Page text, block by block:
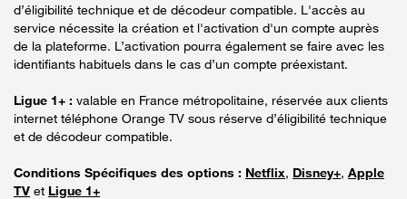
d’éligibilité technique et de décodeur compatible. L'accès au
service nécessite la création et l'activation d'un compte auprès
de la plateforme. L’activation pourra également se faire avec les
identifiants habituels dans le cas d’un compte préexistant.
Ligue 1+ : valable en France métropolitaine, réservée aux clients
internet téléphone Orange TV sous réserve d’éligibilité technique
et de décodeur compatible.
Conditions Spécifiques des options : Netflix, Disney+, Apple
TV et Ligue 1+